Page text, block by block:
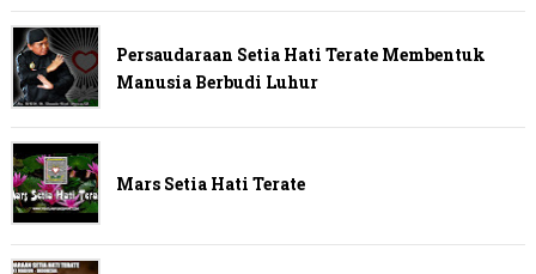
Persaudaraan Setia Hati Terate Membentuk
Manusia Berbudi Luhur
Mars Setia Hati Terate